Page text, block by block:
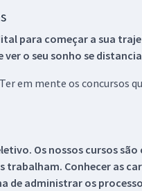
para começar a sua
o seu sonho se
em mente os concursos
Os nossos cursos
Conhecer as
de administrar os